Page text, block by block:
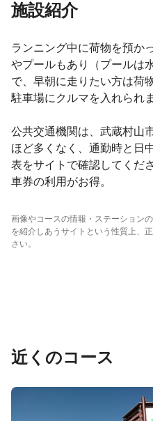
施設紹介
ランニング中に荷物を預か
やプールもあり（プールは
で、早朝に走りたい方は荷
駐車場にクルマを入れられ
公共交通機関は、武蔵村山
ほど多くなく、通勤時と日
表をサイトで確認してくだ
車券の利用がお得。
画像やコースの情報・ステーション
を紹介しあうサイトという性質上、
さい。
近くのコース